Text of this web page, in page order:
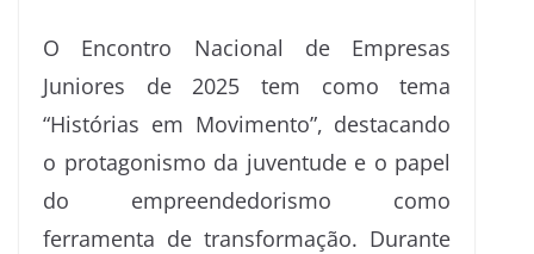
O Encontro Nacional de Empresas
Juniores de 2025 tem como tema
“Histórias em Movimento”, destacando
o protagonismo da juventude e o papel
do empreendedorismo como
ferramenta de transformação. Durante